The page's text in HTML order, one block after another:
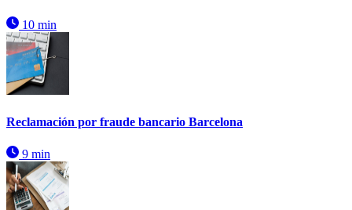
10 min
Reclamación por fraude bancario Barcelona
9 min